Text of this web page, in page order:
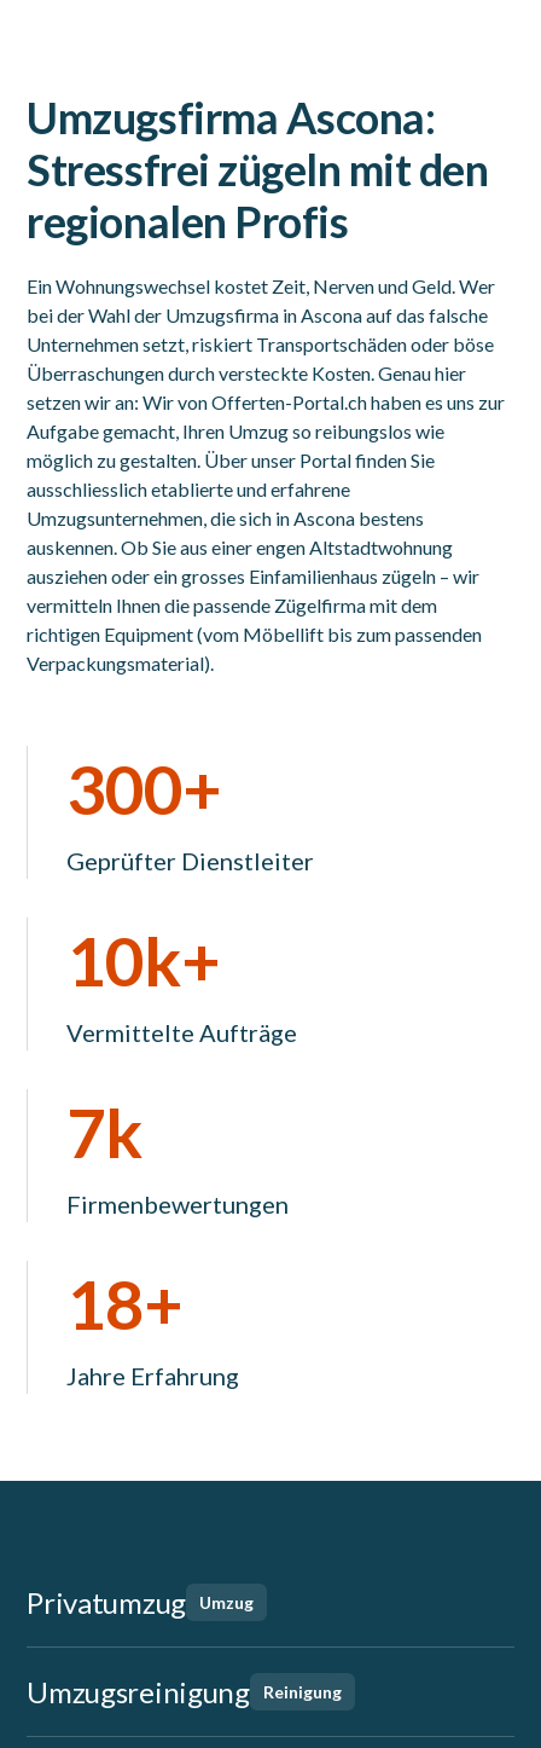
Umzugsfirma Ascona:
Stressfrei zügeln mit den
regionalen Profis
Ein Wohnungswechsel kostet Zeit, Nerven und Geld. Wer
bei der Wahl der Umzugsfirma in Ascona auf das falsche
Unternehmen setzt, riskiert Transportschäden oder böse
Überraschungen durch versteckte Kosten. Genau hier
setzen wir an: Wir von Offerten-Portal.ch haben es uns zur
Aufgabe gemacht, Ihren Umzug so reibungslos wie
möglich zu gestalten. Über unser Portal finden Sie
ausschliesslich etablierte und erfahrene
Umzugsunternehmen, die sich in Ascona bestens
auskennen. Ob Sie aus einer engen Altstadtwohnung
ausziehen oder ein grosses Einfamilienhaus zügeln – wir
vermitteln Ihnen die passende Zügelfirma mit dem
richtigen Equipment (vom Möbellift bis zum passenden
Verpackungsmaterial).
300+
Geprüfter Dienstleiter
10k+
Vermittelte Aufträge
7k
Firmenbewertungen
18+
Jahre Erfahrung
Privatumzug Umzug
Umzugsreinigung Reinigung